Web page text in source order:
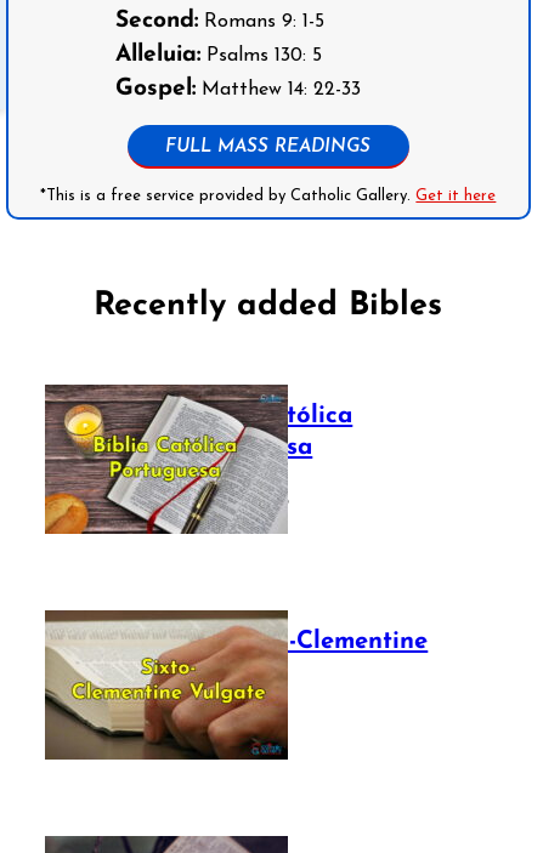
Second:Romans 9: 1-5
Alleluia:Psalms 130: 5
Gospel:Matthew 14: 22-33
FULL MASS READINGS
*This is a free service provided by Catholic Gallery.Get it here
Recently added Bibles
Bíblia Católica
Portuguesa
July 16, 2025
The Sixto-Clementine
Vulgate
July 12, 2025